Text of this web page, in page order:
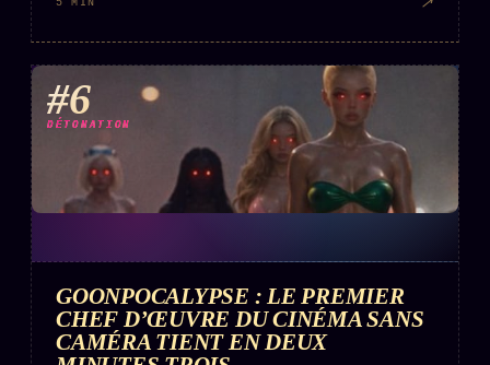
5 MIN
#6
DÉTONATION
GOONPOCALYPSE : LE PREMIER
CHEF D’ŒUVRE DU CINÉMA SANS
CAMÉRA TIENT EN DEUX